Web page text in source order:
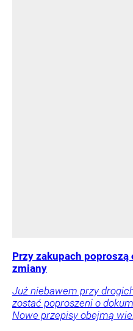
Przy zakupach poproszą
zmiany
Już niebawem przy
zostać poproszeni o
Nowe przepisy obejmą